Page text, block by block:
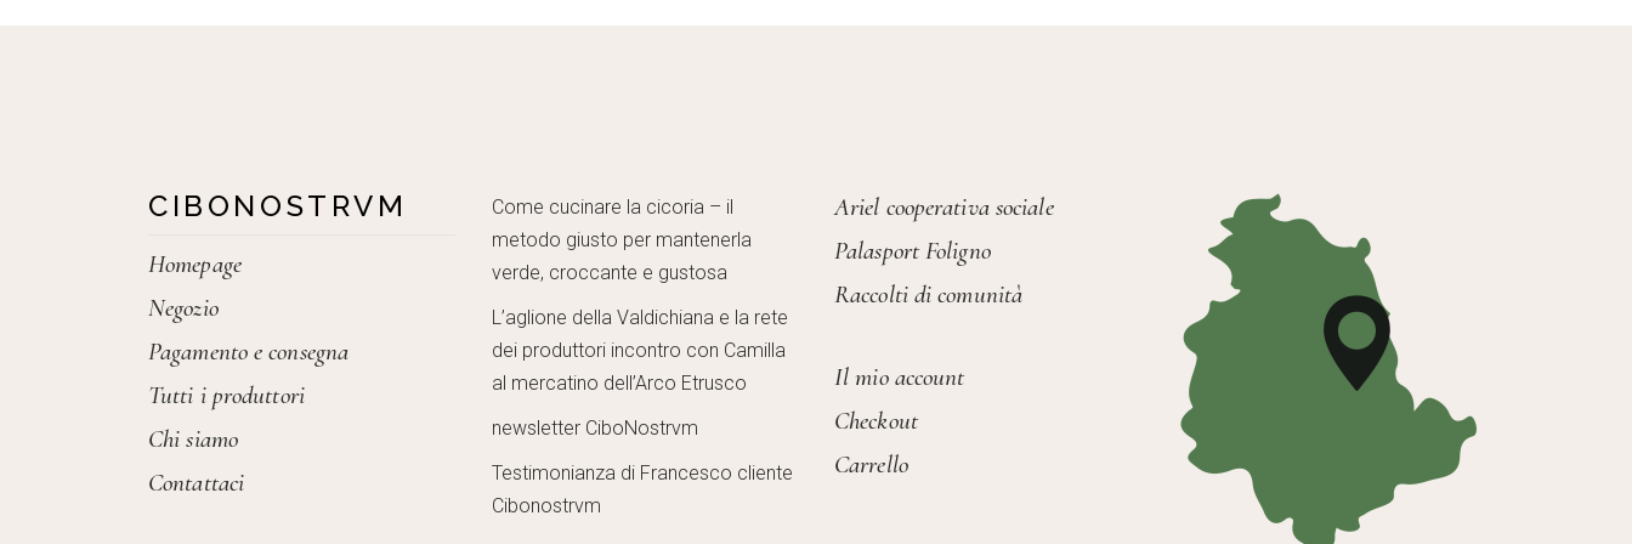
CIBONOSTRVM
Homepage
Negozio
Pagamento e consegna
Tutti i produttori
Chi siamo
Contattaci
Come cucinare la cicoria – il
metodo giusto per mantenerla
verde, croccante e gustosa
L’aglione della Valdichiana e la rete
dei produttori incontro con Camilla
al mercatino dell’Arco Etrusco
newsletter CiboNostrvm
Testimonianza di Francesco cliente
Cibonostrvm
Ariel cooperativa sociale
Palasport Foligno
Raccolti di comunità
Il mio account
Checkout
Carrello